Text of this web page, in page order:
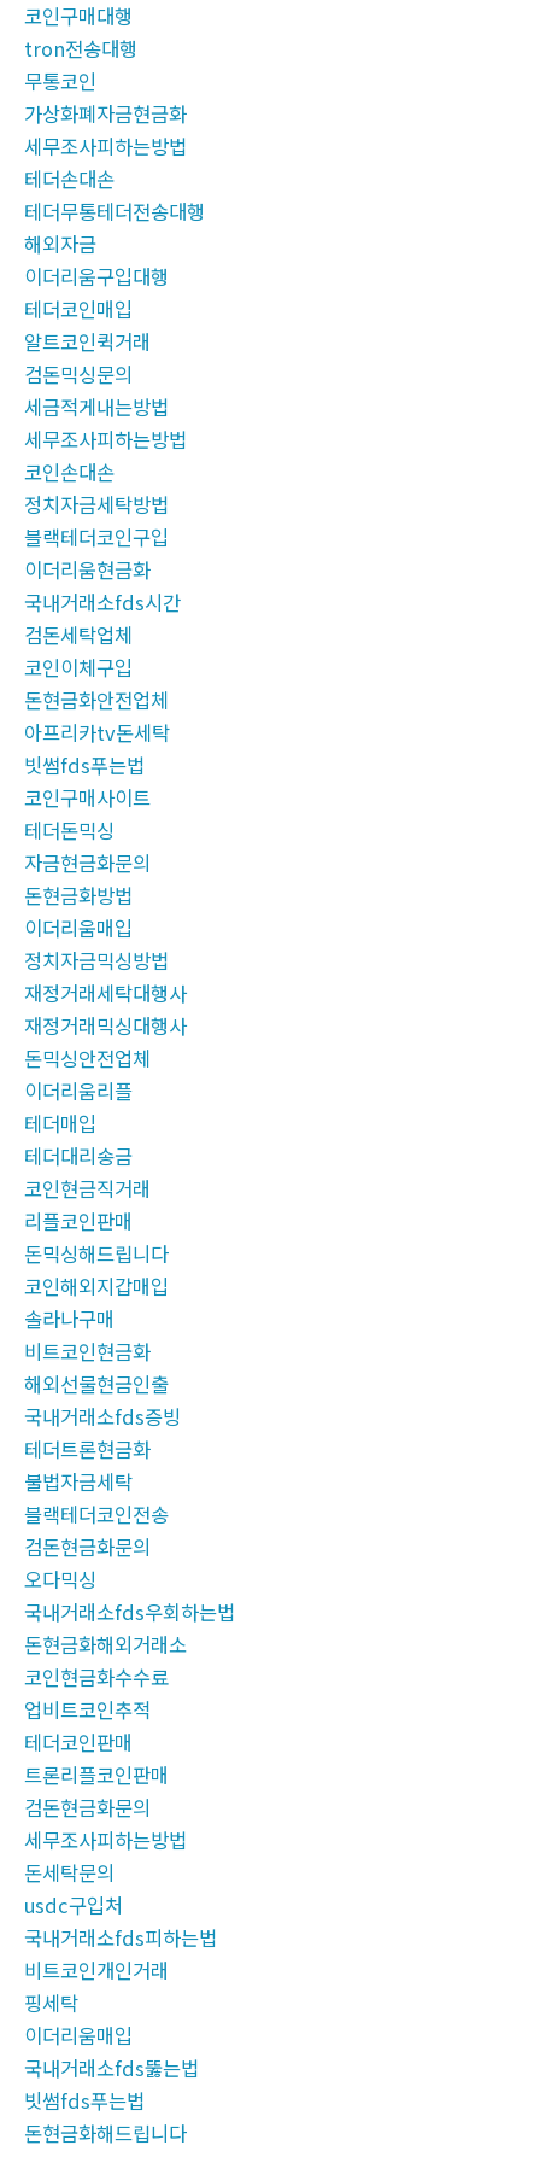
코인구매대행
tron전송대행
무통코인
가상화폐자금현금화
세무조사피하는방법
테더손대손
테더무통테더전송대행
해외자금
이더리움구입대행
테더코인매입
알트코인퀵거래
검돈믹싱문의
세금적게내는방법
세무조사피하는방법
코인손대손
정치자금세탁방법
블랙테더코인구입
이더리움현금화
국내거래소fds시간
검돈세탁업체
코인이체구입
돈현금화안전업체
아프리카tv돈세탁
빗썸fds푸는법
코인구매사이트
테더돈믹싱
자금현금화문의
돈현금화방법
이더리움매입
정치자금믹싱방법
재정거래세탁대행사
재정거래믹싱대행사
돈믹싱안전업체
이더리움리플
테더매입
테더대리송금
코인현금직거래
리플코인판매
돈믹싱해드립니다
코인해외지갑매입
솔라나구매
비트코인현금화
해외선물현금인출
국내거래소fds증빙
테더트론현금화
불법자금세탁
블랙테더코인전송
검돈현금화문의
오다믹싱
국내거래소fds우회하는법
돈현금화해외거래소
코인현금화수수료
업비트코인추적
테더코인판매
트론리플코인판매
검돈현금화문의
세무조사피하는방법
돈세탁문의
usdc구입처
국내거래소fds피하는법
비트코인개인거래
핑세탁
이더리움매입
국내거래소fds뚫는법
빗썸fds푸는법
돈현금화해드립니다